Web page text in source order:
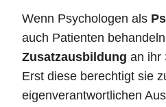
Wenn Psychologen als
auch Patienten
Zusatzausbildung an ihr
Erst diese berechtigt sie
eigenverantwortlichen